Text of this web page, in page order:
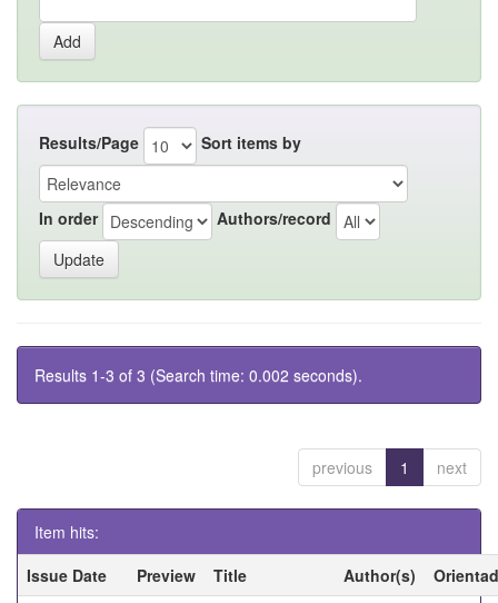
Results/Page Sort items by
In order Authors/record
Results 1-3 of 3 (Search time: 0.002 seconds).
previous 1 next
Item hits:
Issue Date
Preview Title Author(s)